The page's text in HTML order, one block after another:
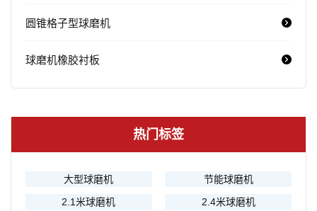
圆锥格子型球磨机
球磨机橡胶衬板
热门标签
大型球磨机
节能球磨机
2.1米球磨机
2.4米球磨机